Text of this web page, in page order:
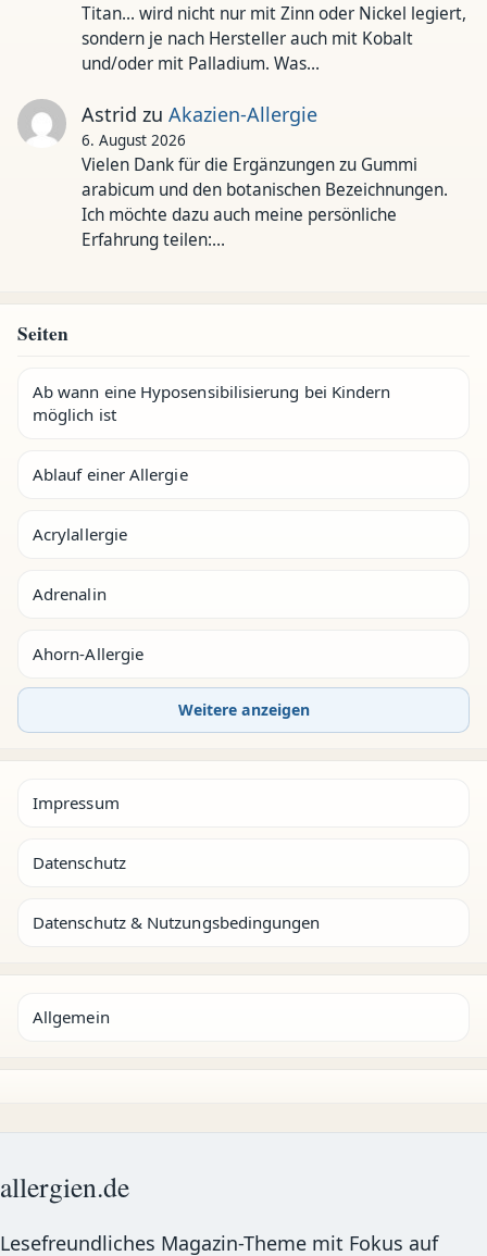
Titan... wird nicht nur mit Zinn oder Nickel legiert,
sondern je nach Hersteller auch mit Kobalt
und/oder mit Palladium. Was…
Astrid zu Akazien-Allergie
6. August 2026
Vielen Dank für die Ergänzungen zu Gummi
arabicum und den botanischen Bezeichnungen.
Ich möchte dazu auch meine persönliche
Erfahrung teilen:…
Seiten
Ab wann eine Hyposensibilisierung bei Kindern
möglich ist
Ablauf einer Allergie
Acrylallergie
Adrenalin
Ahorn-Allergie
Weitere anzeigen
Impressum
Datenschutz
Datenschutz & Nutzungsbedingungen
Allgemein
allergien.de
Lesefreundliches Magazin-Theme mit Fokus auf